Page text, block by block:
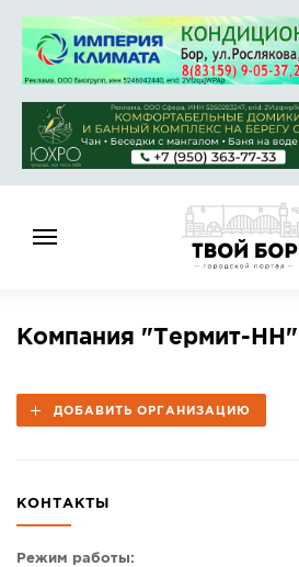
НОВОСТИ
ОБЪЯВЛЕНИЯ
КАМЕРЫ
Компания "Термит-НН"
ДОБАВИТЬ ОРГАНИЗАЦИЮ
КОНТАКТЫ
Режим работы: